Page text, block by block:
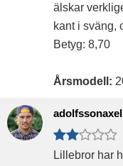
älskar
kant i sväng,
Betyg: 8,70
Årsmodell:
adolfssonaxel
Lillebror har